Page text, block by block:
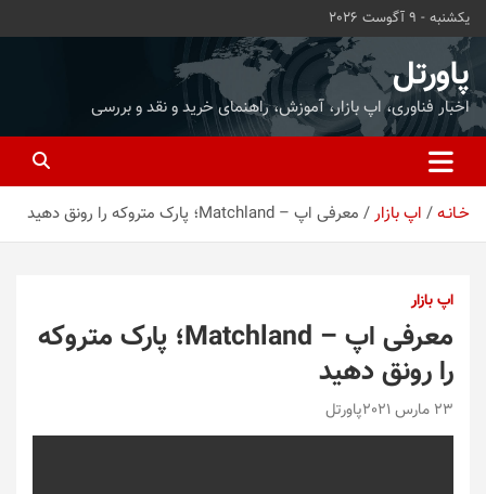
محتوا
بروید
یکشنبه - 9 آگوست 2026
پاورتل
اخبار فناوری، اپ بازار، آموزش، راهنمای خرید و نقد و بررسی
خـانـه اپ بازار معرفی اپ – Matchland؛ پارک متروکه را رونق دهید
اپ بازار
معرفی اپ – Matchland؛ پارک متروکه
را رونق دهید
23 مارس 2021 پاورتل